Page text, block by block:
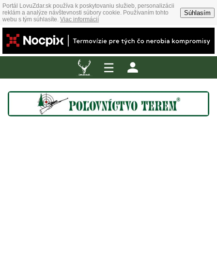
Portál LovuZdar.sk používa k poskytovaniu služieb, personalizácii
reklám a analýze návštevnosti súbory cookie. Používaním tohto
webu s tým súhlasíte. Viac informácií
Súhlasím
☰